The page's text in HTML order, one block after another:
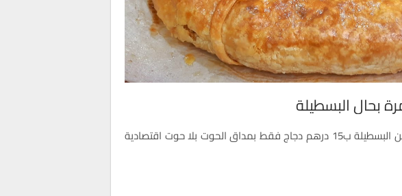
بحال البسطيلة
مسمنة مالحة مورقة ومعمرة احسن من البسطيلة ب15 درهم دجاج فقط بمداق الحوت بلا حوت اقتصادية